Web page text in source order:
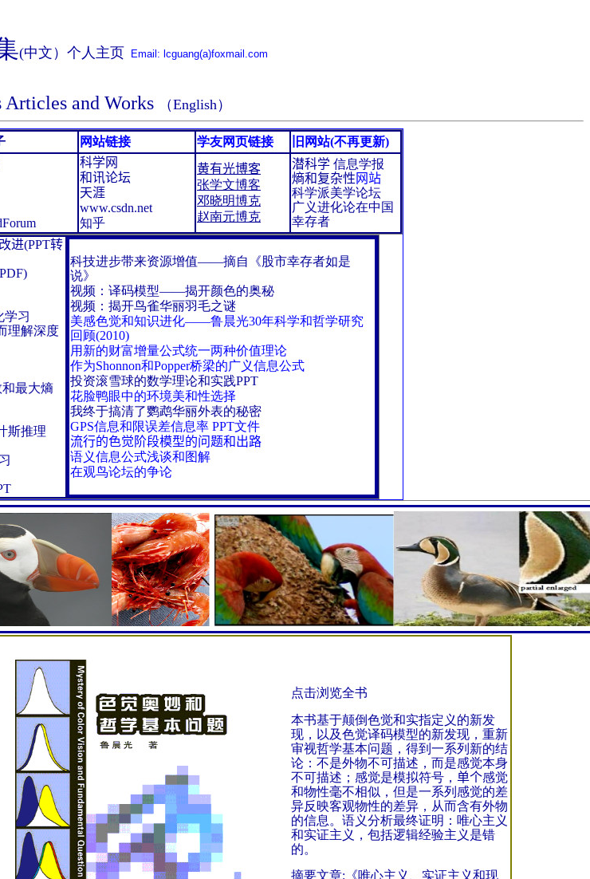
(中文） 个人主页 Email: lcguang(a)foxmail.com
Articles and Works （English）
网站链接 学友网页链接 旧网站(不再更新)
科学网
和讯论坛
天涯
www.csdn.net
知乎
黄有光博客
张学文博客
邓晓明博克
赵南元博克
潜科学 信息学报
熵和复杂性 网站
科学派美学论坛
广义进化论在中国
幸存者
进(PPT转
)
学习
理解深度
最大熵
斯推理
科技进步带来资源增值——摘自《股市幸存者如是
说》
视频：译码模型——揭开颜色的奥秘
视频：揭开鸟雀华丽羽毛之谜
美感色觉和知识进化——鲁晨光30年科学和哲学研究
回顾(2010)
用新的财富增量公式统一两种价值理论
作为Shonnon和Popper桥梁的广义信息公式
投资滚雪球的数学理论和实践PPT
花脸鸭眼中的环境美和性选择
我终于搞清了鹦鹉华丽外表的秘密
GPS信息和限误差信息率 PPT文件
流行的色觉阶段模型的问题和出路
语义信息公式浅谈和图解
在观鸟论坛的争论
点击浏览全书
本书基于颠倒色觉和实指定义的新发
现，以及色觉译码模型的新发现，重新
审视哲学基本问题，得到一系列新的结
论：不是外物不可描述，而是感觉本身
不可描述；感觉是模拟符号， 单个感觉
和物性毫不相似，但是一系列感觉的差
异反映客观物性的差异，从而含有外物
的信息。语义分析最终证明：唯心主义
和实证主义，包括逻辑经验主义是错
的。
摘要文章: 《唯心主义、实证主义和现